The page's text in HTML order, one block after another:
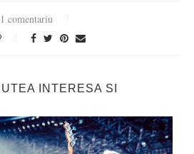
1 comentariu
INTERESA SI